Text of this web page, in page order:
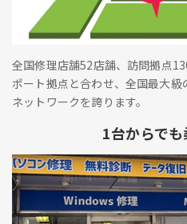
全国修理店舗52店舗、訪問拠点
ポート拠点と合わせ、全国最大
ネットワークを誇ります。
1台からで